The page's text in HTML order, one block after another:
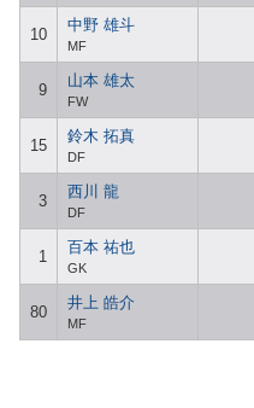
10
中野 雄斗
MF
9
山本 雄太
FW
15
鈴木 拓真
DF
3
西川 龍
DF
1
百本 祐也
GK
80
井上 皓介
MF